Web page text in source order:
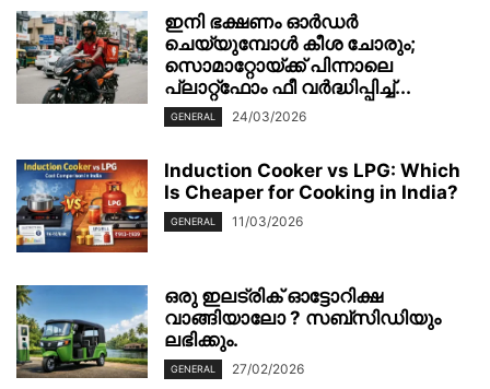
ഇനി ഭക്ഷണം ഓർഡർ
ചെയ്യുമ്പോൾ കീശ ചോരും;
സൊമാറ്റോയ്ക്ക് പിന്നാലെ
പ്ലാറ്റ്‌ഫോം ഫീ വർദ്ധിപ്പിച്ച്...
GENERAL 24/03/2026
Induction Cooker vs LPG: Which
Is Cheaper for Cooking in India?
GENERAL 11/03/2026
ഒരു ഇലട്രിക് ഓട്ടോറിക്ഷ
വാങ്ങിയാലോ ? സബ്സിഡിയും
ലഭിക്കും.
GENERAL 27/02/2026